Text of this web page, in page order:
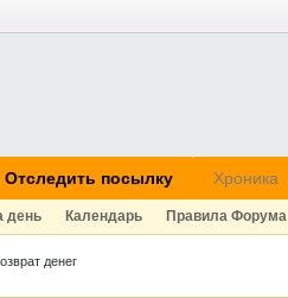
Отследить посылку Хроника
день Календарь Правила Форума
денег